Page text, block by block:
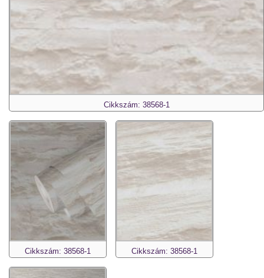
Cikkszám: 38568-1
Cikkszám: 38568-1 Cikkszám: 38568-1